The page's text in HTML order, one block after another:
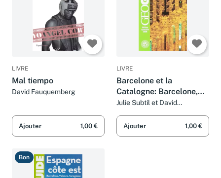
LIVRE
Mal tiempo
David Fauquemberg
Ajouter 1,00 €
LIVRE
Barcelone et la
Catalogne: Barcelone,
Tarragone, Gérone,
Cadaquès, Olot, la Seu
d'Urgell, le val d'Aran
Julie Subtil et David
Ajouter 1,00 €
Bon